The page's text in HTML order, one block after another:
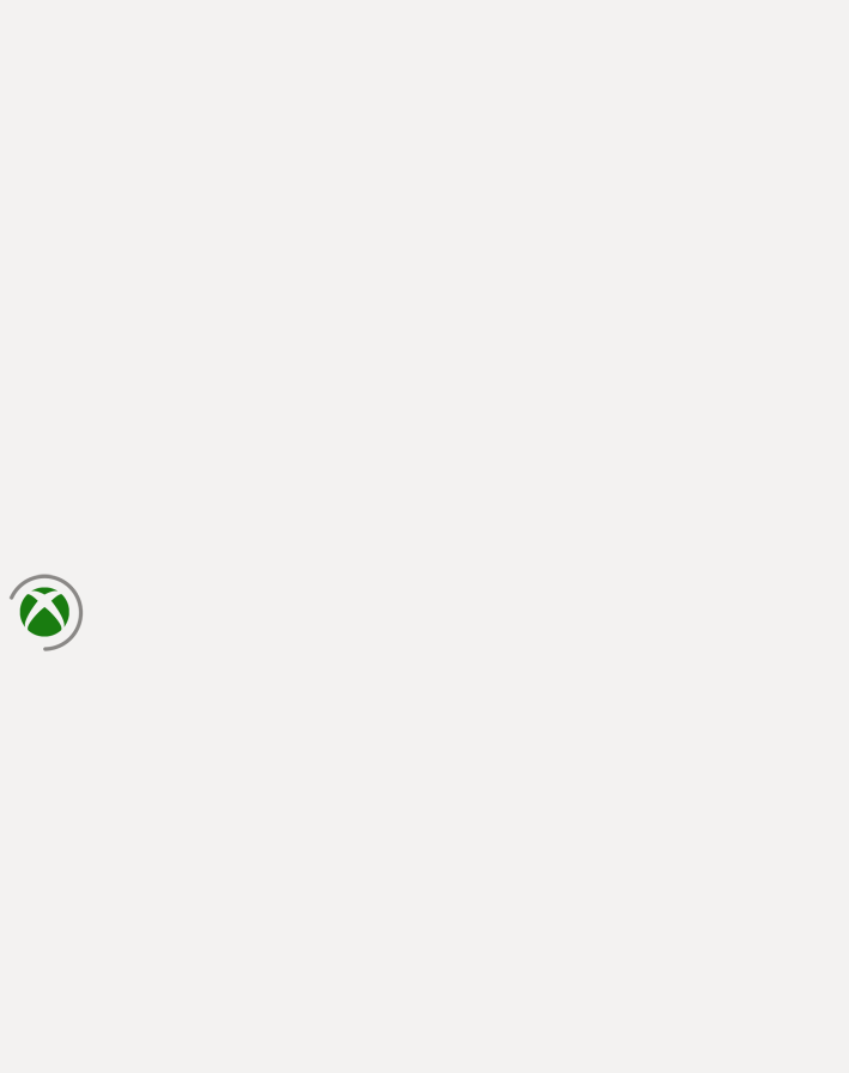
يتم الآن التحميل